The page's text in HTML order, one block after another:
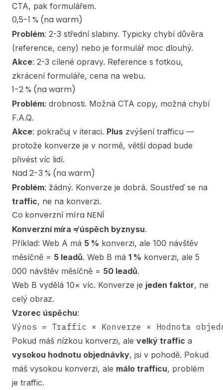
CTA, pak formulářem.
0,5-1 % (na warm)
Problém: 2-3 střední slabiny. Typicky chybí důvěra
(reference, ceny) nebo je formulář moc dlouhý.
Akce: 2-3 cílené opravy. Reference s fotkou,
zkrácení formuláře, cena na webu.
1-2 % (na warm)
Problém: drobnosti. Možná CTA copy, možná chybí
F.A.Q.
Akce: pokračuj v iteraci. Plus zvýšení trafficu —
protože konverze je v normě, větší dopad bude
přivést víc lidí.
Nad 2-3 % (na warm)
Problém: žádný. Konverze je dobrá. Soustřeď se na
traffic, ne na konverzi.
Co konverzní míra NENÍ
Konverzní míra ≠ úspěch byznysu.
Příklad: Web A má 5 % konverzi, ale 100 návštěv
měsíčně = 5 leadů. Web B má 1 % konverzi, ale 5
000 návštěv měsíčně = 50 leadů.
Web B vydělá 10× víc. Konverze je jeden faktor, ne
celý obraz.
Vzorec úspěchu:
Pokud máš nízkou konverzi, ale velký traffic a
vysokou hodnotu objednávky, jsi v pohodě. Pokud
máš vysokou konverzi, ale málo trafficu, problém
je traffic.